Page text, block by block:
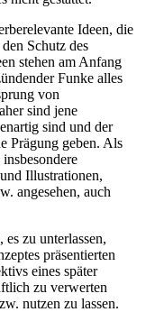
Ideen, die
Schutz des
stehen am Anfang
Funke alles
von
sind jene
sind und der
Prägung geben. Als
Illustrationen,
angesehen, auch
zu unterlassen,
präsentierten
eines später
zu verwerten
nutzen zu lassen.